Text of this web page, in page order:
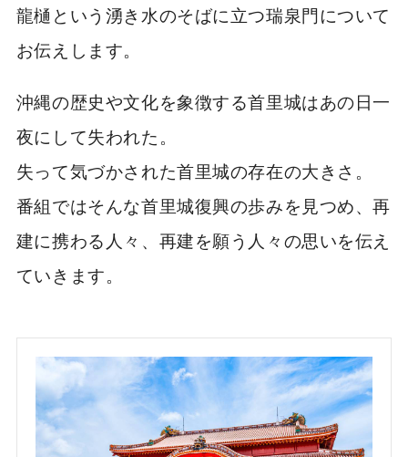
龍樋という湧き水のそばに立つ瑞泉門について
お伝えします。
沖縄の歴史や文化を象徴する首里城はあの日一
夜にして失われた。
失って気づかされた首里城の存在の大きさ。
番組ではそんな首里城復興の歩みを見つめ、再
建に携わる人々、再建を願う人々の思いを伝え
ていきます。